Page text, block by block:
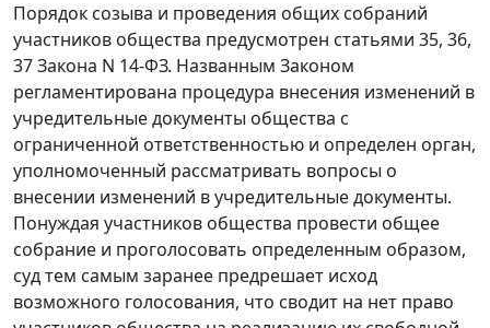
Порядок созыва и проведения общих собраний
участников общества предусмотрен статьями 35, 36,
37Закона N 14-ФЗ. Названным Законом
регламентирована процедура внесения изменений в
учредительные документы общества с
ограниченной ответственностью и определен орган,
уполномоченный рассматривать вопросы о
внесении изменений в учредительные документы.
Понуждая участников общества провести общее
собрание и проголосовать определенным образом,
суд тем самым заранее предрешает исход
возможного голосования, что сводит на нет право